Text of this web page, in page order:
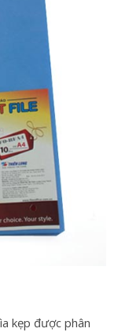
kẹp được phân